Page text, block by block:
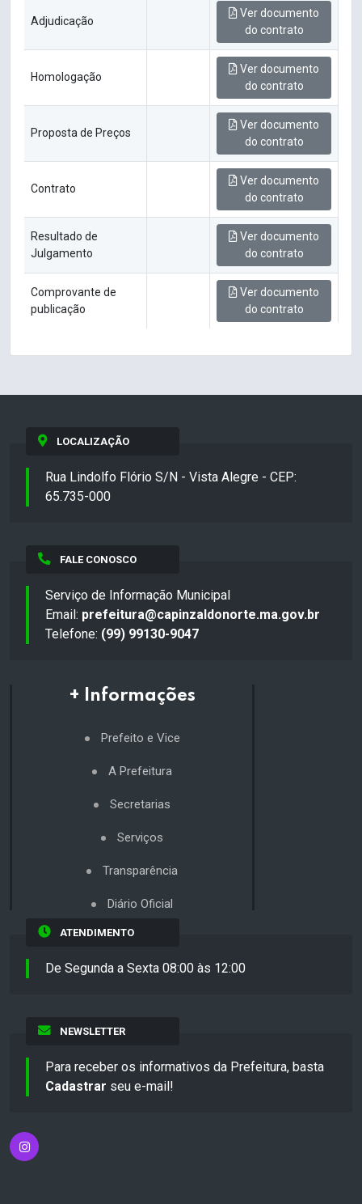
Adjudicação
Ver documento
do contrato
Homologação
Ver documento
do contrato
Proposta de Preços
Ver documento
do contrato
Contrato
Ver documento
do contrato
Resultado de
Julgamento
Ver documento
do contrato
Comprovante de
publicação
Ver documento
do contrato
LOCALIZAÇÃO
Rua Lindolfo Flório S/N - Vista Alegre - CEP:
65.735-000
FALE CONOSCO
Serviço de Informação Municipal
Email: prefeitura@capinzaldonorte.ma.gov.br
Telefone: (99) 99130-9047
+ Informações
Prefeito e Vice
A Prefeitura
Secretarias
Serviços
Transparência
Diário Oficial
ATENDIMENTO
De Segunda a Sexta 08:00 às 12:00
NEWSLETTER
Para receber os informativos da Prefeitura, basta
Cadastrar seu e-mail!